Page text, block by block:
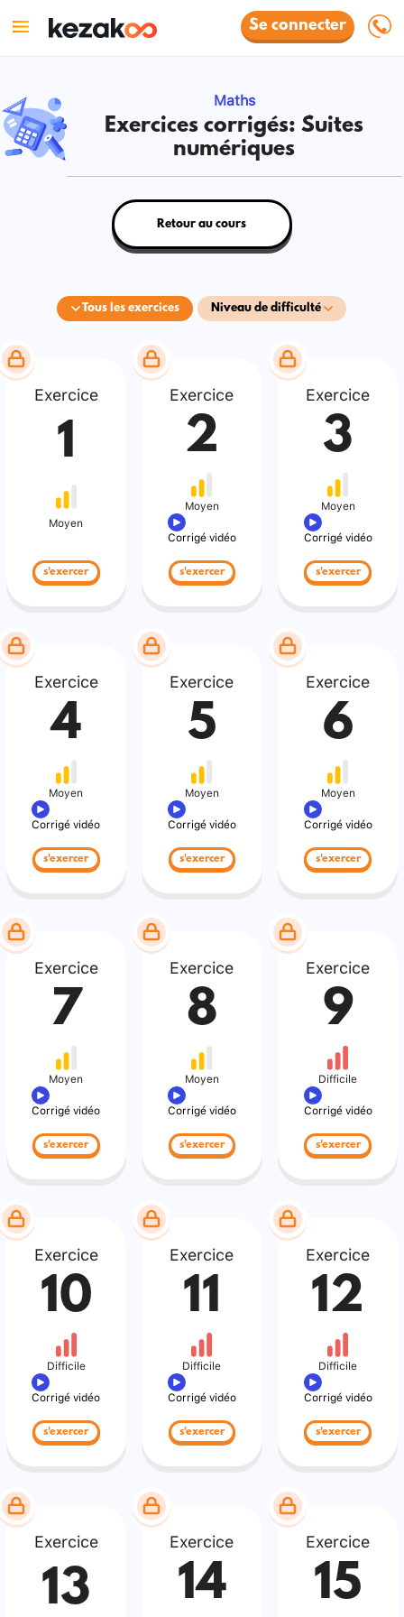
Se connecter
Maths
Exercices corrigés: Suites
numériques
Tous les exercices Niveau de difficulté
Retour au cours
Exercice
1
Moyen
s'exercer
Exercice
2
Moyen
Corrigé vidéo
s'exercer
Exercice
3
Moyen
Corrigé vidéo
s'exercer
Exercice
4
Moyen
Corrigé vidéo
s'exercer
Exercice
5
Moyen
Corrigé vidéo
s'exercer
Exercice
6
Moyen
Corrigé vidéo
s'exercer
Exercice
7
Moyen
Corrigé vidéo
s'exercer
Exercice
8
Moyen
Corrigé vidéo
s'exercer
Exercice
9
Difficile
Corrigé vidéo
s'exercer
Exercice
10
Difficile
Corrigé vidéo
s'exercer
Exercice
11
Difficile
Corrigé vidéo
s'exercer
Exercice
12
Difficile
Corrigé vidéo
s'exercer
Exercice
13
Exercice
14
Exercice
15